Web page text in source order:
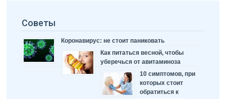
Советы
Коронавирус: не стоит паниковать
Как питаться весной, чтобы
уберечься от авитаминоза
10 симптомов, при
которых стоит
обратиться к